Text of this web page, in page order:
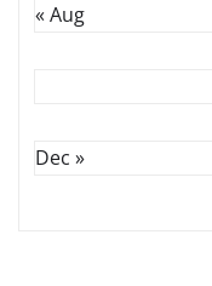
« Aug
Dec »